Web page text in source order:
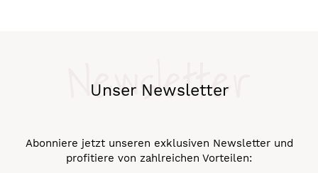
Unser Newsletter
Newsletter
Abonniere jetzt unseren exklusiven Newsletter und
profitiere von zahlreichen Vorteilen: